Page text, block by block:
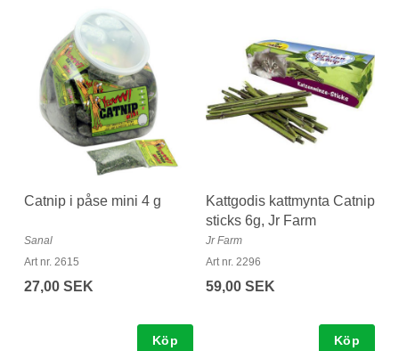
Catnip i påse mini 4 g
Sanal
Art nr. 2615
27,00 SEK
Köp
Kattgodis kattmynta Catnip
sticks 6g, Jr Farm
Jr Farm
Art nr. 2296
59,00 SEK
Köp